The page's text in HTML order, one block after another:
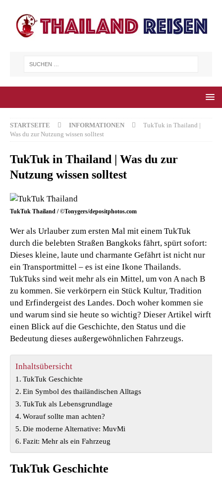
STARTSEITE INFORMATIONEN
TukTuk in Thailand |
Was du zur Nutzung wissen solltest
TukTuk in Thailand | Was du zur
Nutzung wissen solltest
TukTuk Thailand / ©Tonygers/depositphotos.com
Wer als Urlauber zum ersten Mal mit einem TukTuk
durch die belebten Straßen Bangkoks fährt, spürt sofort:
Dieses kleine, laute und charmante Gefährt ist nicht nur
ein Transportmittel – es ist eine Ikone Thailands.
TukTuks sind weit mehr als ein Mittel, um von A nach B
zu kommen. Sie verkörpern ein Stück Kultur, Tradition
und Erfindergeist des Landes. Doch woher kommen sie
und warum sind sie heute so wichtig? Dieser Artikel wirft
einen Blick auf die Geschichte, den Status und die
Bedeutung dieses außergewöhnlichen Fahrzeugs.
Inhaltsübersicht
TukTuk Geschichte
Ein Symbol des thailändischen Alltags
TukTuk als Lebensgrundlage
Worauf sollte man achten?
Die moderne Alternative: MuvMi
Fazit: Mehr als ein Fahrzeug
TukTuk Geschichte